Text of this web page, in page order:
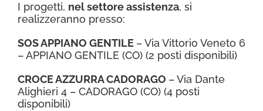
I progetti, nel settore assistenza, si
realizzeranno presso:
SOS APPIANO GENTILE – Via Vittorio Veneto 6
– APPIANO GENTILE (CO) (2 posti disponibili)
CROCE AZZURRA CADORAGO – Via Dante
Alighieri 4 – CADORAGO (CO) (4 posti
disponibili)